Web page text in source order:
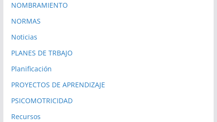
NOMBRAMIENTO
NORMAS
Noticias
PLANES DE TRBAJO
Planificación
PROYECTOS DE APRENDIZAJE
PSICOMOTRICIDAD
Recursos